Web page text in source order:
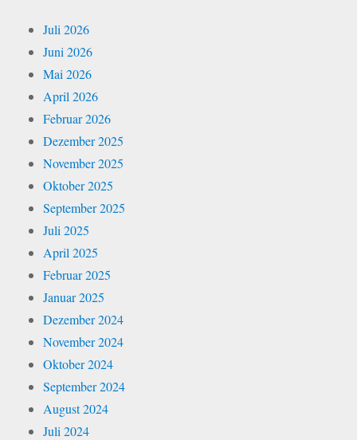
Juli 2026
Juni 2026
Mai 2026
April 2026
Februar 2026
Dezember 2025
November 2025
Oktober 2025
September 2025
Juli 2025
April 2025
Februar 2025
Januar 2025
Dezember 2024
November 2024
Oktober 2024
September 2024
August 2024
Juli 2024